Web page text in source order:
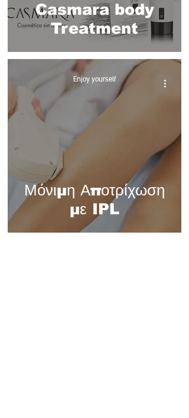
Casmara body
Treatment
Μόνιμη Αποτρίχωση
με IPL
Enjoy yourself